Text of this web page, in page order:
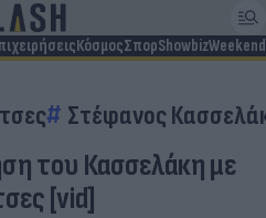
ΚόσμοςΣπορShowbizWeekend
Στέφανος
του Κασσελάκη με
[vid]